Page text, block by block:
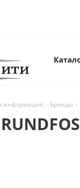
информация - Бренды -